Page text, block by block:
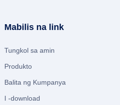
Mabilis na link
Tungkol sa amin
Produkto
Balita ng Kumpanya
I -download